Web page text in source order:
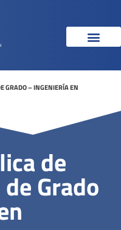
GRADO – INGENIERÍA EN
de
Grado